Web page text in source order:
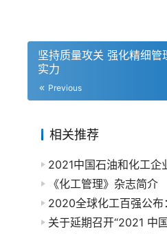
坚持质量攻关 强化精细管理 全面提高企业效益和竞争
实力
Previous
相关推荐
2021中国石油和化工企
《化工管理》杂志简介